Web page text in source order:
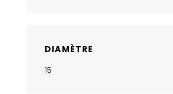
DIAMÈTRE
15